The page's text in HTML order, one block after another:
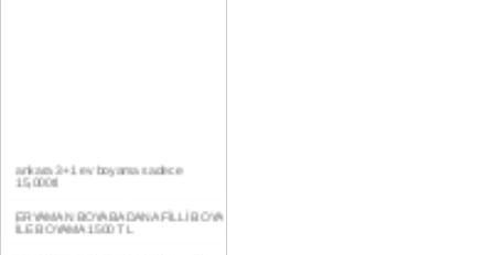
ERYAMAN BOYA BADANA FİLLİ BOYA
İLE BOYAMA 1500 TL
filli boya marshall boya dyo boya ile
komple daireleriniz herşey dahil 1500